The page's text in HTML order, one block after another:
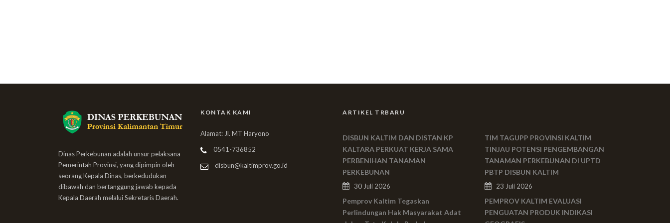
Dinas Perkebunan adalah unsur pelaksana
Pemerintah Provinsi, yang dipimpin oleh
seorang Kepala Dinas, berkedudukan
dibawah dan bertanggung jawab kepada
Kepala Daerah melalui Sekretaris Daerah.
KONTAK KAMI
Alamat: Jl. MT Haryono
0541-736852
disbun@kaltimprov.go.id
ARTIKEL TRBARU
DISBUN KALTIM DAN DISTAN KP
KALTARA PERKUAT KERJA SAMA
PERBENIHAN TANAMAN
PERKEBUNAN
30 Juli 2026
Pemprov Kaltim Tegaskan
Perlindungan Hak Masyarakat Adat
TIM TAGUPP PROVINSI KALTIM
TINJAU POTENSI PENGEMBANGAN
TANAMAN PERKEBUNAN DI UPTD
PBTP DISBUN KALTIM
23 Juli 2026
PEMPROV KALTIM EVALUASI
PENGUATAN PRODUK INDIKASI